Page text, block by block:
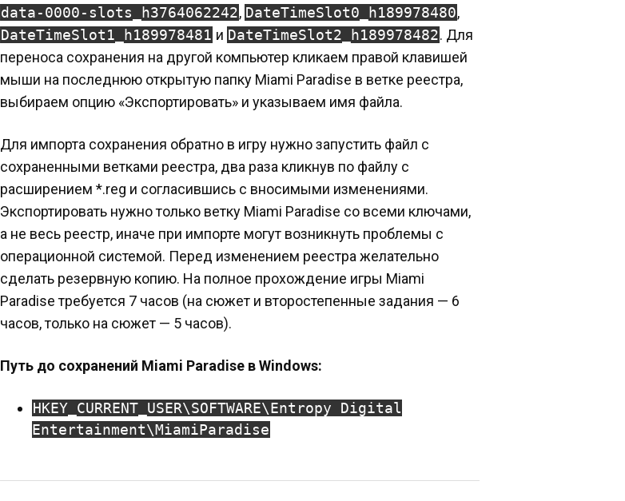
data-0000-slots_h3764062242, DateTimeSlot0_h189978480,
DateTimeSlot1_h189978481 и DateTimeSlot2_h189978482. Для
переноса сохранения на другой компьютер кликаем правой клавишей
мыши на последнюю открытую папку Miami Paradise в ветке реестра,
выбираем опцию «Экспортировать» и указываем имя файла.
Для импорта сохранения обратно в игру нужно запустить файл с
сохраненными ветками реестра, два раза кликнув по файлу с
расширением *.reg и согласившись с вносимыми изменениями.
Экспортировать нужно только ветку Miami Paradise со всеми ключами,
а не весь реестр, иначе при импорте могут возникнуть проблемы с
операционной системой. Перед изменением реестра желательно
сделать резервную копию. На полное прохождение игры Miami
Paradise требуется 7 часов (на сюжет и второстепенные задания — 6
часов, только на сюжет — 5 часов).
Путь до сохранений Miami Paradise в Windows:
HKEY_CURRENT_USER\SOFTWARE\Entropy Digital
Entertainment\MiamiParadise